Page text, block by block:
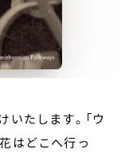
いたします。「ウ
はどこへ行っ